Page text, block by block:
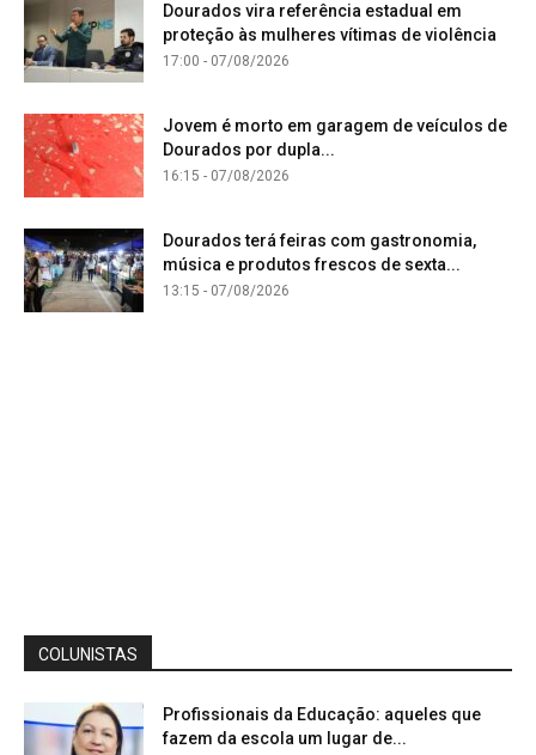
Dourados vira referência estadual em
proteção às mulheres vítimas de violência
17:00 - 07/08/2026
Jovem é morto em garagem de veículos de
Dourados por dupla...
16:15 - 07/08/2026
Dourados terá feiras com gastronomia,
música e produtos frescos de sexta...
13:15 - 07/08/2026
COLUNISTAS
Profissionais da Educação: aqueles que
fazem da escola um lugar de...